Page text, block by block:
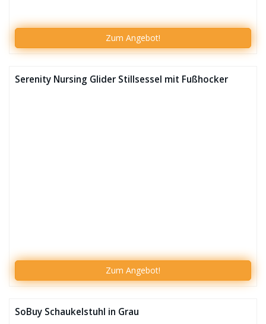
Zum Angebot!
Serenity Nursing Glider Stillsessel mit Fußhocker
Zum Angebot!
SoBuy Schaukelstuhl in Grau